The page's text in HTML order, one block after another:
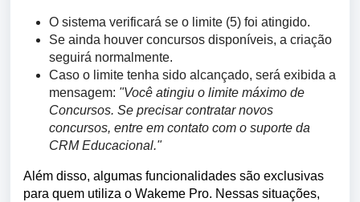
O sistema verificará se o limite (5) foi atingido.
Se ainda houver concursos disponíveis, a criação
seguirá normalmente.
Caso o limite tenha sido alcançado, será exibida a
mensagem: "Você atingiu o limite máximo de
Concursos. Se precisar contratar novos
concursos, entre em contato com o suporte da
CRM Educacional."
Além disso, algumas funcionalidades são exclusivas
para quem utiliza o Wakeme Pro. Nessas situações,